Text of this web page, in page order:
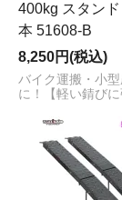
400kg スタン
本 51608-B
8,250円(税込)
バイク運搬・小
に！【軽い錆びに